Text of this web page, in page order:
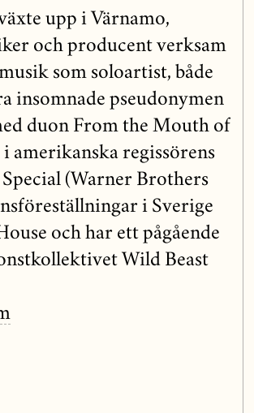
upp i Värnamo,
och producent verksam
som soloartist, både
insomnade pseudonymen
duon From the Mouth of
amerikanska regissörens
(Warner Brothers
i Sverige
och har ett pågående
Wild Beast